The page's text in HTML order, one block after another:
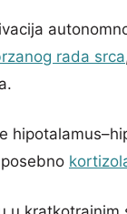
rada srca